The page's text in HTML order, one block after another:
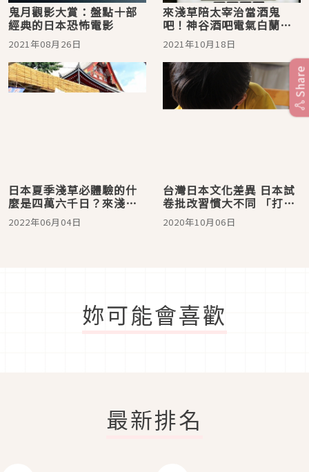
鬼月觀影大賞：盤點十部
經典的日本恐怖電影
2021年08月26日
來淺草陪太宰治當酒鬼
吧！神谷酒吧電氣白蘭，
明治時代眼淚的酒品
2021年10月18日
日本夏季淺草必體驗的什
麼是四萬六千日？來淺草
寺逛鬼燈市集齊做功德
吧！
2022年06月04日
台灣日本文化差異 日本試
卷批改習慣大不同 「打
勾」代表你答錯啦！
2020年10月06日
妳可能會喜歡
最新排名
Share